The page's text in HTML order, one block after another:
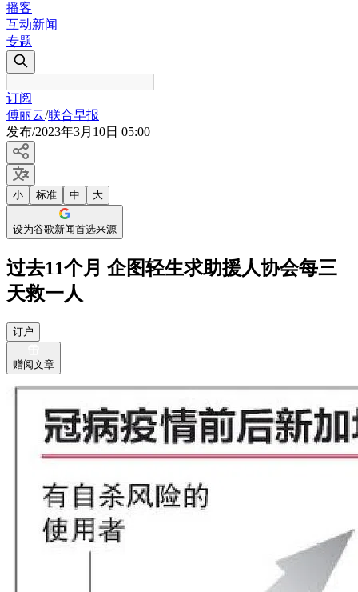
播客
互动新闻
专题
订阅
傅丽云/联合早报
发布/2023年3月10日 05:00
小 标准 中 大
设为谷歌新闻首选来源
过去11个月 企图轻生求助援人协会每三
天救一人
订户
赠阅文章